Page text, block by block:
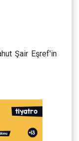
Şair Eşref'in